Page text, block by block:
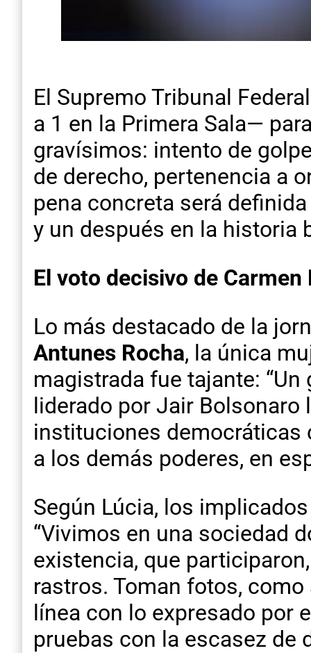
El Supremo Tribunal
a 1 en la Primera Sala—
gravísimos: intento de
de derecho, pertenencia a
pena concreta será
y un después en la historia
El voto decisivo de Carmen
Lo más destacado de la
Antunes Rocha, la única
magistrada fue tajante:
liderado por Jair Bolsonaro
instituciones democráticas
a los demás poderes, en
Según Lúcia, los
“Vivimos en una sociedad
existencia, que
rastros. Toman fotos,
línea con lo expresado por
pruebas con la escasez de